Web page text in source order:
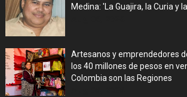
Medina: 'La Guajira, la Curia y
Artesanos y emprendedores
los 40 millones de pesos en
Colombia son las Regiones